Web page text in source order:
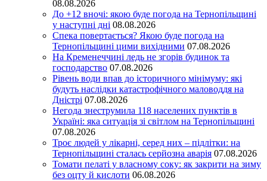
08.08.2026
До +12 вночі: якою буде погода на Тернопільщині
у наступні дні 08.08.2026
Спека повертається? Якою буде погода на
Тернопільщині цими вихідними 07.08.2026
На Кременеччині ледь не згорів будинок та
господарство 07.08.2026
Рівень води впав до історичного мінімуму: які
будуть наслідки катастрофічного маловоддя на
Дністрі 07.08.2026
Негода знеструмила 118 населених пунктів в
Україні: яка ситуація зі світлом на Тернопільщині
07.08.2026
Троє людей у лікарні, серед них – підлітки: на
Тернопільщині сталась серйозна аварія 07.08.2026
Томати пелаті у власному соку: як закрити на зиму
без оцту й кислоти 06.08.2026